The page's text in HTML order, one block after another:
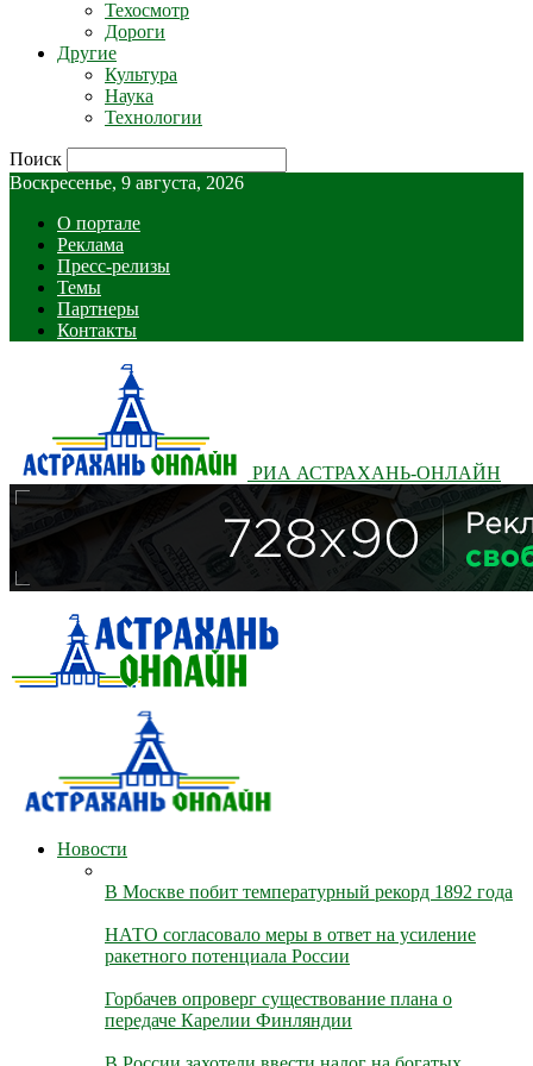
Техосмотр
Дороги
Другие
Культура
Наука
Технологии
Поиск
Воскресенье, 9 августа, 2026
О портале
Реклама
Пресс-релизы
Темы
Партнеры
Контакты
РИА АСТРАХАНЬ-ОНЛАЙН
Новости
В Москве побит температурный рекорд 1892 года
НАТО согласовало меры в ответ на усиление
ракетного потенциала России
Горбачев опроверг существование плана о
передаче Карелии Финляндии